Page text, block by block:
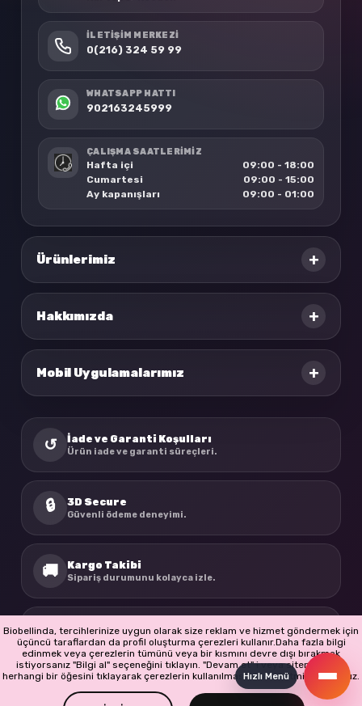
İLETIŞIM MERKEZI
0(216) 324 59 99
WHATSAPP HATTI
902163245999
ÇALIŞMA SAATLERİMİZ
Hafta içi
09:00 - 18:00
Cumartesi
09:00 - 15:00
Ay kapanışları
09:00 - 01:00
Ürünlerimiz +
Hakkımızda +
Mobil Uygulamalarımız +
↺ İade ve Garanti Koşulları
Ürün iade ve garanti süreçleri.
🔒 3D Secure
Güvenli ödeme deneyimi.
🚚 Kargo Takibi
Sipariş durumunu kolayca izle.
☘ BioBellinda
Doğadan ilham alan ürünler.
Biobellinda, tercihlerinize uygun olarak size reklam ve hizmet göndermek için
üçüncü taraflardan da profil oluşturma çerezleri kullanır.Daha fazla bilgi
edinmek veya çerezlerin tümünü veya bir kısmını devre dışı bırakmak
istiyorsanız "Bilgi al" seçeneğini tıklayın. "Devam et" i veya sitenin başka
herhangi bir öğesini tıklayarak çerezlerin kullanılmasını kabul etmiş olursunuz.
Hızlı Menü